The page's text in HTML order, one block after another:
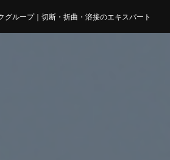
グループ｜切断・折曲・溶接のエキスパート